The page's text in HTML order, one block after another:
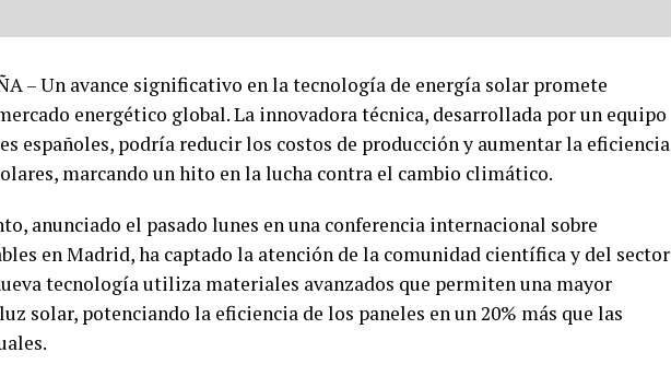
– Un avance significativo en la tecnología de energía solar promete
energético global. La innovadora técnica, desarrollada por un equipo
españoles, podría reducir los costos de producción y aumentar la eficiencia
marcando un hito en la lucha contra el cambio climático.
anunciado el pasado lunes en una conferencia internacional sobre
en Madrid, ha captado la atención de la comunidad científica y del sector
tecnología utiliza materiales avanzados que permiten una mayor
solar, potenciando la eficiencia de los paneles en un 20% más que las